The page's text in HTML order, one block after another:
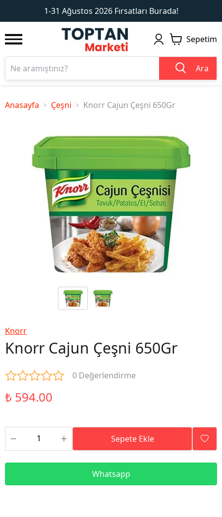
1-31 Ağustos 2026 Fırsatları Burada!
1 2
Sepetim
Ara
Anasayfa Çeşni Knorr Cajun Çeşni 650Gr
Knorr
Knorr Cajun Çeşni 650Gr
0 Değerlendirme
₺ 594.00
Sepete Ekle
Whatsapp